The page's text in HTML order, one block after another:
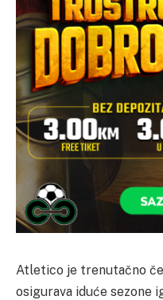
Atletico je trenutačno
osigurava iduće sezone